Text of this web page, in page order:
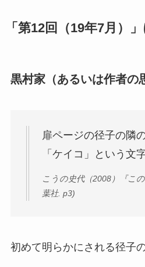
「第12回（19年7月）
黒村家（あるいは作者の
扉ページの径子の隣
「ケイコ」という文
こうの史代（2008）『こ
葉社. p3)
初めて明らかにされる径子